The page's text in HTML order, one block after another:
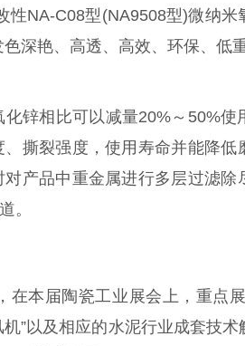
NA-C08型(NA9508型)微纳米
深艳、高透、高效、环保、低
锌相比可以减量20%～50%使
撕裂强度，使用寿命并能降低
产品中重金属进行多层过滤除
。
本届陶瓷工业展会上，重点
”以及相应的水泥行业成套技